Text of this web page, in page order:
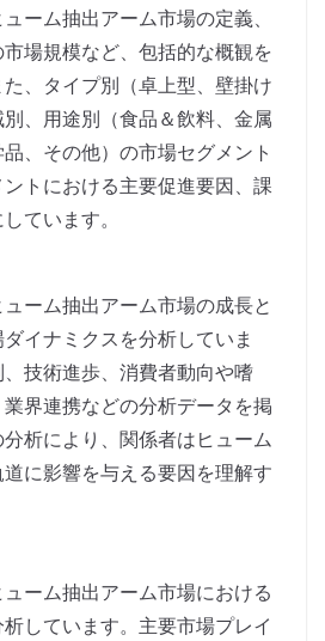
ーム抽出アーム市場の定義、
場規模など、包括的な概観を
、タイプ別（卓上型、壁掛け
、用途別（食品＆飲料、金属
、その他）の市場セグメント
トにおける主要促進要因、課
ています。
ーム抽出アーム市場の成長と
イナミクスを分析していま
技術進歩、消費者動向や嗜
界連携などの分析データを掲
析により、関係者はヒューム
に影響を与える要因を理解す
ーム抽出アーム市場における
しています。主要市場プレイ